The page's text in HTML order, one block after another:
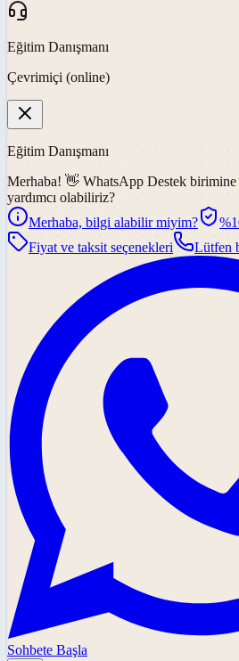
Eğitim Danışmanı
Çevrimiçi (online)
Eğitim Danışmanı
Merhaba! 👋 WhatsApp Destek birimine
yardımcı olabiliriz?
Merhaba, bilgi alabilir miyim?
Fiyat ve taksit seçenekleri
Lütfen
Sohbete Başla